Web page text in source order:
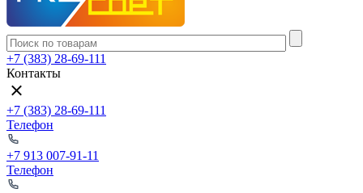
+7 (383) 28-69-111
Контакты
+7 (383) 28-69-111
Телефон
+7 913 007-91-11
Телефон